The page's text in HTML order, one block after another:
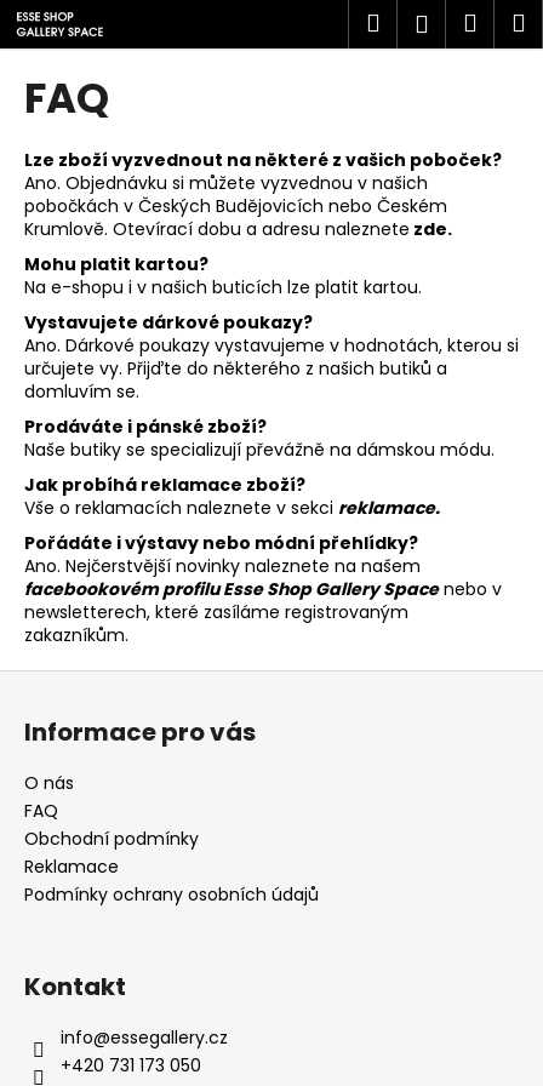
Přejít
na
obsah
Hledat
FAQ
Lze zboží vyzvednout na některé z vašich poboček?
Ano. Objednávku si můžete vyzvednou v našich
pobočkách v Českých Budějovicích nebo Českém
Krumlově. Otevírací dobu a adresu naleznete zde.
Mohu platit kartou?
Na e-shopu i v našich buticích lze platit kartou.
Vystavujete dárkové poukazy?
Ano. Dárkové poukazy vystavujeme v hodnotách, kterou si
určujete vy. Přijďte do některého z našich butiků a
domluvím se.
Prodáváte i pánské zboží?
Naše butiky se specializují převážně na dámskou módu.
Jak probíhá reklamace zboží?
Vše o reklamacích naleznete v sekci reklamace.
Pořádáte i výstavy nebo módní přehlídky?
Ano. Nejčerstvější novinky naleznete na našem
facebookovém profilu Esse Shop Gallery Spacenebo v
newsletterech, které zasíláme registrovaným
zakazníkům.
K
o
o
p
o
t
ř
e
b
u
j
e
t
e
n
a
j
í
t
p
r
u
Z
Informace pro vás
O nás
FAQ
Obchodní podmínky
Reklamace
Podmínky ochrany osobních údajů
Kontakt
info@essegallery.cz
+420 731 173 050